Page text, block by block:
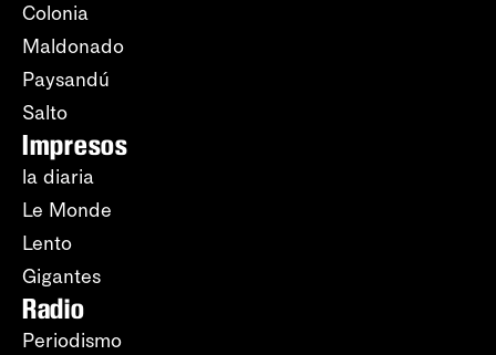
Colonia
Maldonado
Paysandú
Salto
Impresos
la diaria
Le Monde
Lento
Gigantes
Radio
Periodismo